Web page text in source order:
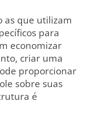
as que utilizam
para
economizar
criar uma
proporcionar
sobre suas
é